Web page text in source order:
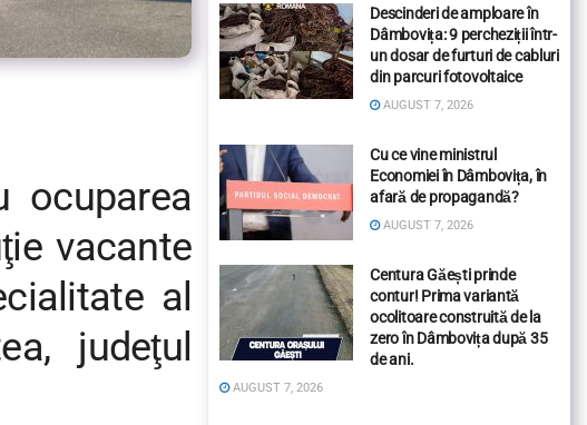
ocuparea
vacante
al
judeţul
Descinderi de amploare în
Dâmbovița: 9 percheziții într-
un dosar de furturi de cabluri
din parcuri fotovoltaice
AUGUST 7, 2026
Cu ce vine ministrul
Economiei în Dâmbovița, în
afară de propagandă?
AUGUST 7, 2026
Centura Găești prinde
contur! Prima variantă
ocolitoare construită de la
zero în Dâmbovița după 35
de ani.
AUGUST 7, 2026